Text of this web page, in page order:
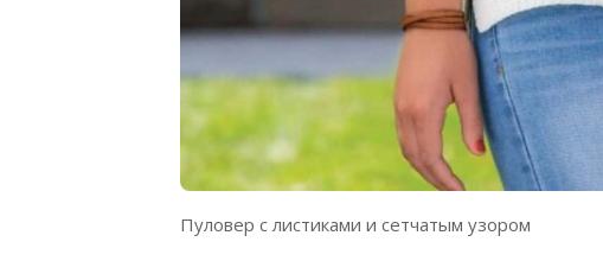
Пуловер с листиками и сетчатым узором